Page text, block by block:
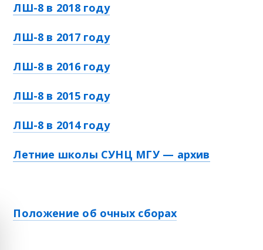
ЛШ-8 в 2018 году
ЛШ-8 в 2017 году
ЛШ-8 в 2016 году
ЛШ-8 в 2015 году
ЛШ-8 в 2014 году
Летние школы СУНЦ МГУ — архив
Положение об очных сборах